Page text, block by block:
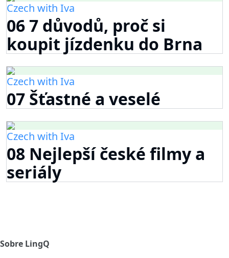
Czech with Iva
06 7 důvodů, proč si
koupit jízdenku do Brna
Czech with Iva
07 Šťastné a veselé
Czech with Iva
08 Nejlepší české filmy a
seriály
Sobre LingQ